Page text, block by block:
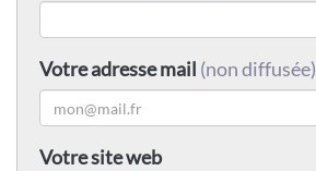
Votre adresse mail (non diffusée)
Votre site web